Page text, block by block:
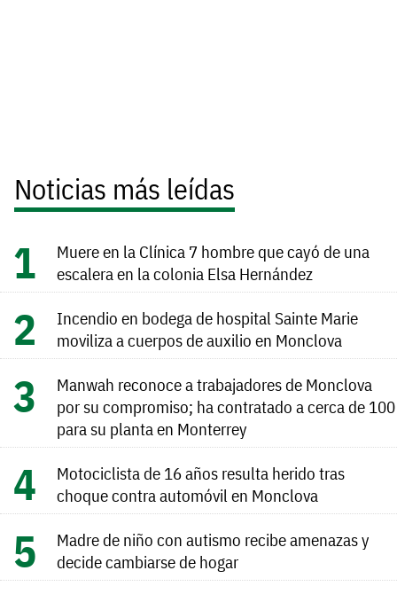
Noticias más leídas
Muere en la Clínica 7 hombre que cayó de una
escalera en la colonia Elsa Hernández
Incendio en bodega de hospital Sainte Marie
moviliza a cuerpos de auxilio en Monclova
Manwah reconoce a trabajadores de Monclova
por su compromiso; ha contratado a cerca de 100
para su planta en Monterrey
Motociclista de 16 años resulta herido tras
choque contra automóvil en Monclova
Madre de niño con autismo recibe amenazas y
decide cambiarse de hogar